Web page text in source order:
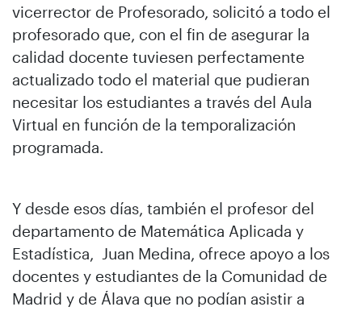
vicerrector de Profesorado, solicitó a todo el
profesorado que, con el fin de asegurar la
calidad docente tuviesen perfectamente
actualizado todo el material que pudieran
necesitar los estudiantes a través del Aula
Virtual en función de la temporalización
programada.
Y desde esos días, también el profesor del
departamento de Matemática Aplicada y
Estadística, Juan Medina, ofrece apoyo a los
docentes y estudiantes de la Comunidad de
Madrid y de Álava que no podían asistir a